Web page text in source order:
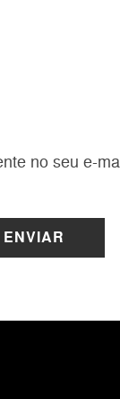
no seu e-
ENVIAR